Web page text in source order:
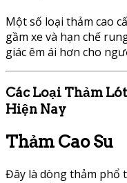
Một số loại thảm cao
gầm xe và hạn chế
giác êm ái hơn cho
Các Loại Thảm
Hiện Nay
Thảm Cao Su
Đây là dòng thảm phổ